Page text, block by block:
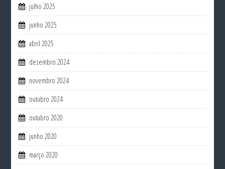
julho 2025
junho 2025
abril 2025
dezembro 2024
novembro 2024
outubro 2024
outubro 2020
junho 2020
março 2020